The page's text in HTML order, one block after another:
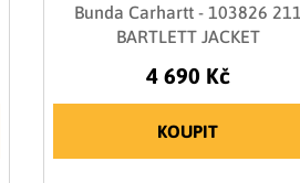
Bunda Carhartt - 103826 211
BARTLETT JACKET
4 690 Kč
KOUPIT